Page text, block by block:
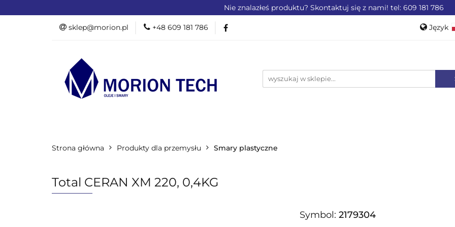
Nie znalazłeś produktu? Skontaktuj się z nami! tel: 609 181 786
sklep@morion.pl +48 609 181 786 Język
PROMOCJE %
OFERTA DLA PRZEMYSŁU OFERTA DLA LOTNICTWA OFERTA
Strona główna Produkty dla przemysłu Smary plastyczne
Total CERAN XM 220, 0,4KG
Symbol: 2179304